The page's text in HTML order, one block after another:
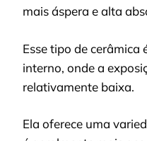
mais áspera e alta
Esse tipo de cerâmica
interno, onde a
relativamente baixa.
Ela oferece uma